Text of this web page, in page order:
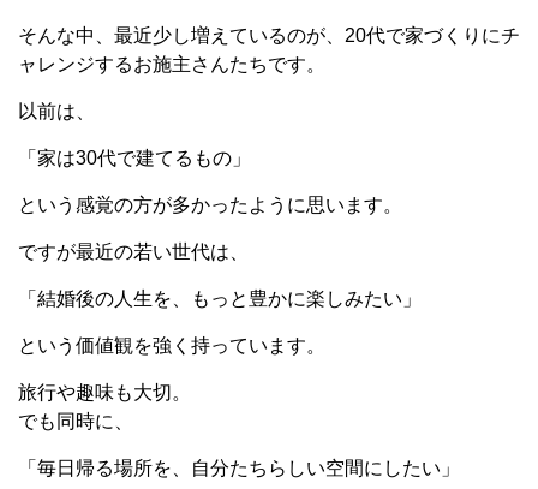
そんな中、最近少し増えているのが、20代で家づくりにチ
ャレンジするお施主さんたちです。
以前は、
「家は30代で建てるもの」
という感覚の方が多かったように思います。
ですが最近の若い世代は、
「結婚後の人生を、もっと豊かに楽しみたい」
という価値観を強く持っています。
旅行や趣味も大切。
でも同時に、
「毎日帰る場所を、自分たちらしい空間にしたい」